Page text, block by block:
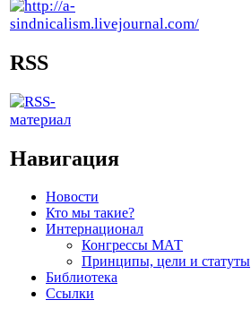
RSS
Навигация
Новости
Кто мы такие?
Интернационал
Конгрессы МАТ
Принципы, цели и статуты
Библиотека
Ссылки